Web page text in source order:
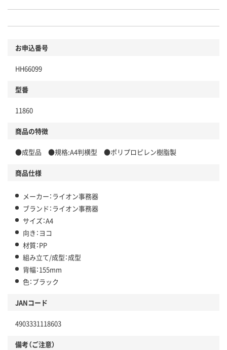
お申込番号
HH66099
型番
11860
商品の特徴
●成型品 ●規格:A4判横型 ●ポリプロピレン樹脂製
商品仕様
メーカー：ライオン事務器
ブランド：ライオン事務器
サイズ：A4
向き：ヨコ
材質：PP
組み立て/成型：成型
背幅：155mm
色：ブラック
JANコード
4903331118603
備考（ご注意）